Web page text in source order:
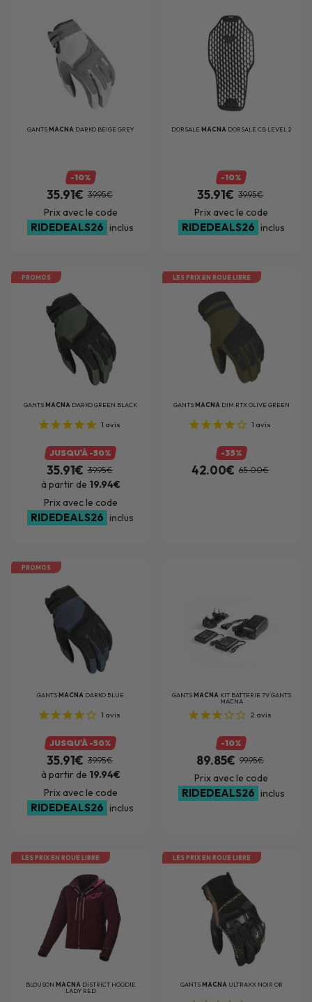
GANTSMACNA DARKO BEIGE GREY
-10%
35.91€ 39.95€
Prix avec le code
RIDEDEALS26 inclus
DORSALEMACNA DORSALE CB LEVEL 2
-10%
35.91€ 39.95€
Prix avec le code
RIDEDEALS26 inclus
PROMOS
GANTSMACNA DARKO GREEN BLACK
1 avis
JUSQU'À -50%
35.91€ 39.95€
à partir de 19.94€
Prix avec le code
RIDEDEALS26 inclus
LES PRIX EN ROUE LIBRE
GANTSMACNA DIM RTX OLIVE GREEN
1 avis
-35%
42.00€ 65.00€
PROMOS
GANTSMACNA DARKO BLUE
1 avis
JUSQU'À -50%
35.91€ 39.95€
à partir de 19.94€
Prix avec le code
RIDEDEALS26 inclus
GANTSMACNA KIT BATTERIE 7V GANTS
MACNA
2 avis
-10%
89.85€ 99.95€
Prix avec le code
RIDEDEALS26 inclus
LES PRIX EN ROUE LIBRE
BLOUSON MACNA DISTRICT HOODIE
LADY RED
LES PRIX EN ROUE LIBRE
GANTSMACNA ULTRAXX NOIR OR